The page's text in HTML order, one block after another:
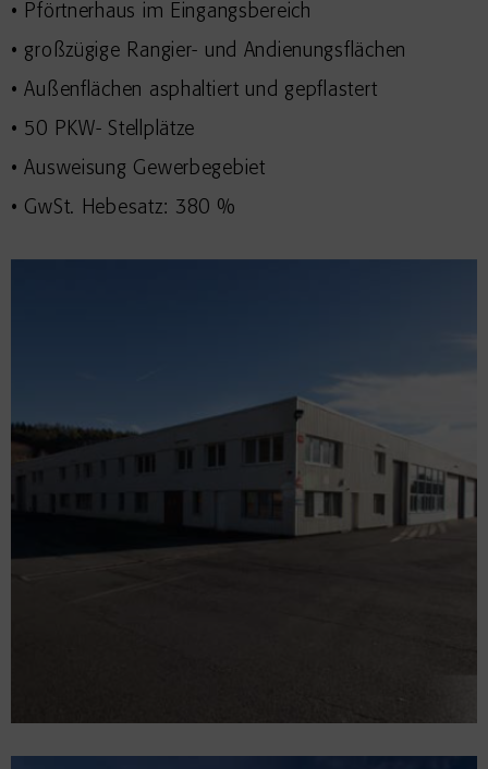
• Pförtnerhaus im Eingangsbereich
• großzügige Rangier- und Andienungsflächen
• Außenflächen asphaltiert und gepflastert
• 50 PKW- Stellplätze
• Ausweisung Gewerbegebiet
• GwSt. Hebesatz: 380 %